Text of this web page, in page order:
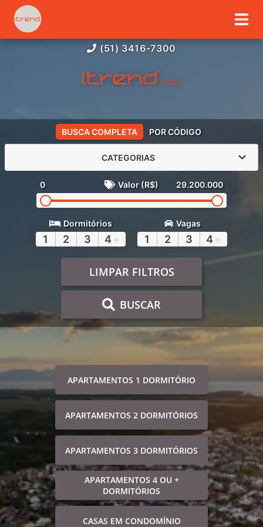
(51) 3416-7300
BUSCA COMPLETA POR CÓDIGO
CATEGORIAS
0 Valor (R$) 29.200.000
Dormitórios
1 2 3 4 +
Vagas
1 2 3 4 +
LIMPAR FILTROS
BUSCAR
APARTAMENTOS 1 DORMITÓRIO
APARTAMENTOS 2 DORMITÓRIOS
APARTAMENTOS 3 DORMITÓRIOS
APARTAMENTOS 4 OU +
DORMITÓRIOS
CASAS EM CONDOMÍNIO